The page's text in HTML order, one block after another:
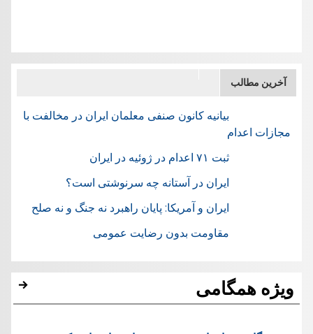
آخرین مطالب
بیانیه کانون صنفی معلمان ایران در مخالفت با
مجازات اعدام
ثبت ۷۱ اعدام در ژوئيه در ایران
ایران در آستانه چه سرنوشتی است؟
ایران و آمریکا: پایان راهبرد نه جنگ و نه صلح
مقاومت بدون رضایت عمومی
ویژه همگامی